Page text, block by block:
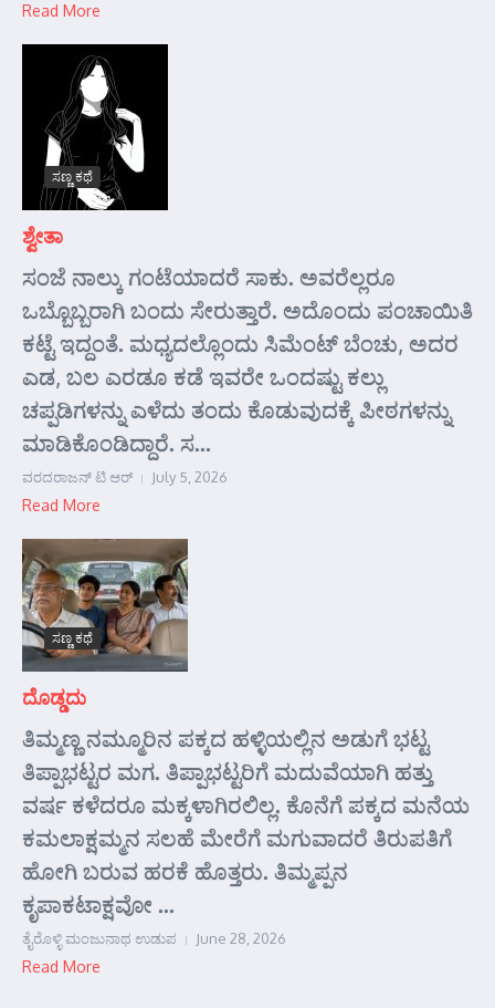
Read More
ಸಣ್ಣ ಕಥೆ
ಶ್ವೇತಾ
ಸಂಜೆ ನಾಲ್ಕು ಗಂಟೆಯಾದರೆ ಸಾಕು. ಅವರೆಲ್ಲರೂ
ಒಬ್ಬೊಬ್ಬರಾಗಿ ಬಂದು ಸೇರುತ್ತಾರೆ. ಅದೊಂದು ಪಂಚಾಯಿತಿ
ಕಟ್ಟೆ ಇದ್ದಂತೆ. ಮಧ್ಯದಲ್ಲೊಂದು ಸಿಮೆಂಟ್ ಬೆಂಚು, ಅದರ
ಎಡ, ಬಲ ಎರಡೂ ಕಡೆ ಇವರೇ ಒಂದಷ್ಟು ಕಲ್ಲು
ಚಪ್ಪಡಿಗಳನ್ನು ಎಳೆದು ತಂದು ಕೊಡುವುದಕ್ಕೆ ಪೀಠಗಳನ್ನು
ಮಾಡಿಕೊಂಡಿದ್ದಾರೆ. ಸ...
ವರದರಾಜನ್ ಟಿ ಆರ್ July 5, 2026
Read More
ಸಣ್ಣ ಕಥೆ
ದೊಡ್ಡದು
ತಿಮ್ಮಣ್ಣ ನಮ್ಮೂರಿನ ಪಕ್ಕದ ಹಳ್ಳಿಯಲ್ಲಿನ ಅಡುಗೆ ಭಟ್ಟ
ತಿಪ್ಪಾಭಟ್ಟರ ಮಗ. ತಿಪ್ಪಾಭಟ್ಟರಿಗೆ ಮದುವೆಯಾಗಿ ಹತ್ತು
ವರ್ಷ ಕಳೆದರೂ ಮಕ್ಕಳಾಗಿರಲಿಲ್ಲ. ಕೊನೆಗೆ ಪಕ್ಕದ ಮನೆಯ
ಕಮಲಾಕ್ಷಮ್ಮನ ಸಲಹೆ ಮೇರೆಗೆ ಮಗುವಾದರೆ ತಿರುಪತಿಗೆ
ಹೋಗಿ ಬರುವ ಹರಕೆ ಹೊತ್ತರು. ತಿಮ್ಮಪ್ಪನ
ಕೃಪಾಕಟಾಕ್ಷವೋ ...
ತೈರೊಳ್ಳಿ ಮಂಜುನಾಥ ಉಡುಪ June 28, 2026
Read More